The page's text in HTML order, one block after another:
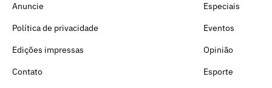
Anuncie
Política de privacidade
Edições impressas
Contato
Especiais
Eventos
Opinião
Esporte